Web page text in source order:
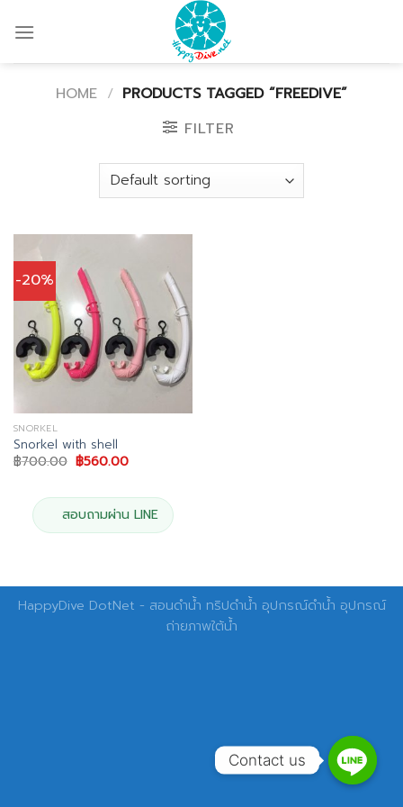
HOME / PRODUCTS TAGGED “FREEDIVE”
FILTER
-20%
SNORKEL
Snorkel with shell
฿700.00 Original
price
฿700.00.
฿560.00Current
฿560.00.
สอบถามผ่าน LINE
HappyDive DotNet - สอนดำน้ำ ทริปดำน้ำ อุปกรณ์ดำน้ำ อุปกรณ์
ถ่ายภาพใต้น้ำ
Contact us